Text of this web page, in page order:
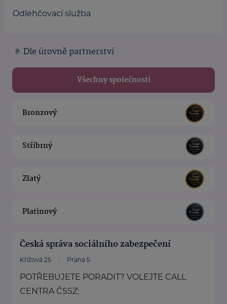
Odlehčovací služba
Dle úrovně partnerství
Všechny společnosti
Bronzový
Stříbrný
Zlatý
Platinový
Česká správa sociálního zabezpečení
Křížová 25 Praha 5
POTŘEBUJETE PORADIT? VOLEJTE CALL
CENTRA ČSSZ: